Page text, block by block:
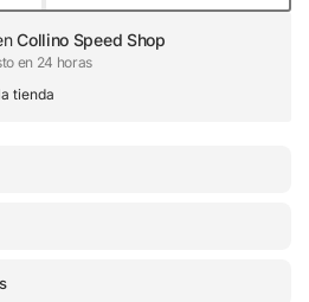
Collino Speed Shop
en 24 horas
tienda